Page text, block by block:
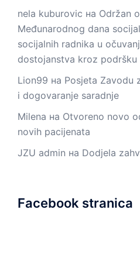
nela kuburovic на Održan
Međunarodnog dana
socijalnih radnika u
dostojanstva kroz podršku
Lion99 на Posjeta Zavodu
i dogovaranje saradnje
Milena на Otvoreno novo
novih pacijenata
JZU admin на Dodjela
Facebook stranica